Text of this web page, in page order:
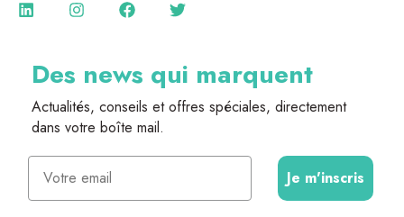
Des news qui marquent
Actualités, conseils et offres spéciales, directement
dans votre boîte mail.
Email
Je m'inscris